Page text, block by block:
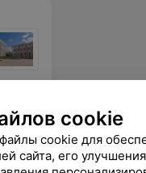
cookie
cookie для
сайта, его